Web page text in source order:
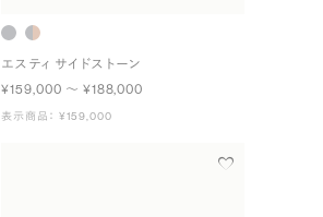
エスティ サイドストーン
¥159,000 〜 ¥188,000
表示商品： ¥159,000